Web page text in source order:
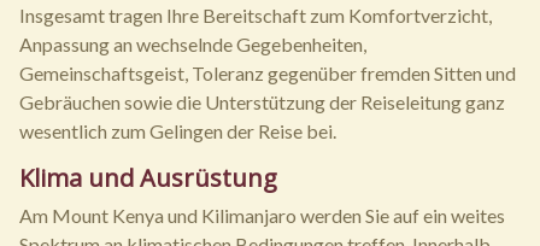
Insgesamt tragen Ihre Bereitschaft zum Komfortverzicht,
Anpassung an wechselnde Gegebenheiten,
Gemeinschaftsgeist, Toleranz gegenüber fremden Sitten und
Gebräuchen sowie die Unterstützung der Reiseleitung ganz
wesentlich zum Gelingen der Reise bei.
Klima und Ausrüstung
Am Mount Kenya und Kilimanjaro werden Sie auf ein weites